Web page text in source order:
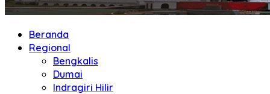
Beranda
Regional
Bengkalis
Dumai
Indragiri Hilir